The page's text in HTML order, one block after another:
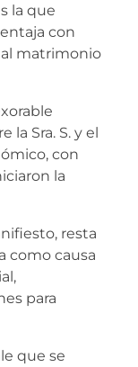
la que
con
matrimonio
la Sra. S. y el
con
la
resta
como causa
para
que se